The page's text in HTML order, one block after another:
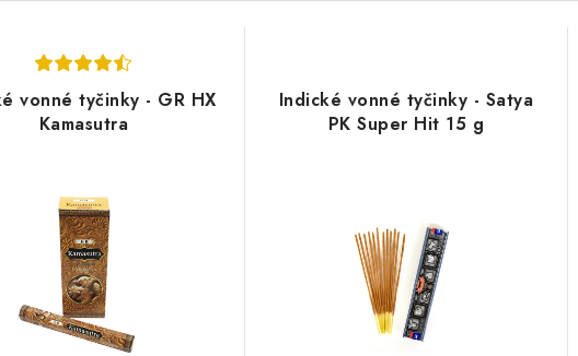
vonné tyčinky - GR HX
Kamasutra
Indické vonné tyčinky - Satya
PK Super Hit 15 g